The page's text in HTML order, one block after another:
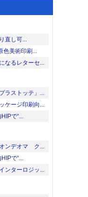
直し可...
色美術印刷...
なるレターセ...
ラストッテ」...
ケージ印刷向...
で“...
オンデオマ ク...
で“...
ンターロジッ...